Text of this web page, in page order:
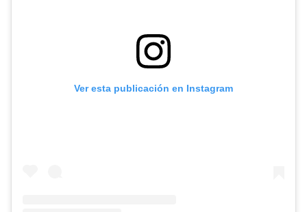
Ver esta publicación en Instagram